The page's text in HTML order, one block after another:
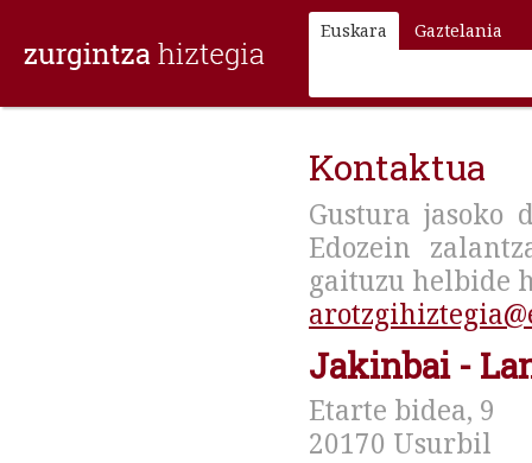
Euskara Gaztelania
Kontaktua
Gustura jasoko
Edozein
gaituzu helbide
Jakinbai -
Etarte bidea, 9
20170 Usurbil